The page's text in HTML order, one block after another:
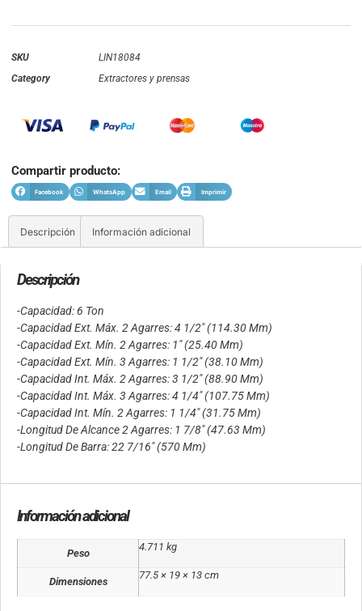
SKU
LIN18084
Category
Extractores y prensas
Compartir producto:
Facebook WhatsApp Email Imprimir
Descripción Información adicional
Descripción
-Capacidad: 6 Ton
-Capacidad Ext. Máx. 2 Agarres: 4 1/2″ (114.30 Mm)
-Capacidad Ext. Mín. 2 Agarres: 1″ (25.40 Mm)
-Capacidad Ext. Mín. 3 Agarres: 1 1/2″ (38.10 Mm)
-Capacidad Int. Máx. 2 Agarres: 3 1/2″ (88.90 Mm)
-Capacidad Int. Máx. 3 Agarres: 4 1/4″ (107.75 Mm)
-Capacidad Int. Mín. 2 Agarres: 1 1/4″ (31.75 Mm)
-Longitud De Alcance 2 Agarres: 1 7/8″ (47.63 Mm)
-Longitud De Barra: 22 7/16″ (570 Mm)
Información adicional
Peso
4.711 kg
Dimensiones
77.5 × 19 × 13 cm